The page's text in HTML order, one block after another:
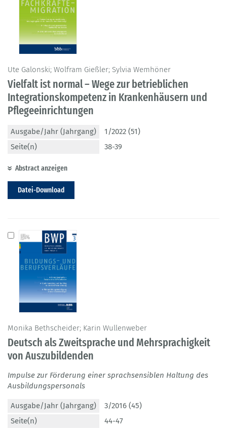
Ute Galonski; Wolfram Gießler; Sylvia Wemhöner
Vielfalt ist normal – Wege zur betrieblichen
Integrationskompetenz in Krankenhäusern und
Pflegeeinrichtungen
Ausgabe/Jahr (Jahrgang)
1/2022 (51)
Seite(n)
38-39
Abstract anzeigen
Datei-Download
Monika Bethscheider; Karin Wullenweber
Deutsch als Zweitsprache und Mehrsprachigkeit
von Auszubildenden
Impulse zur Förderung einer sprachsensiblen Haltung des
Ausbildungspersonals
Ausgabe/Jahr (Jahrgang)
3/2016 (45)
Seite(n)
44-47